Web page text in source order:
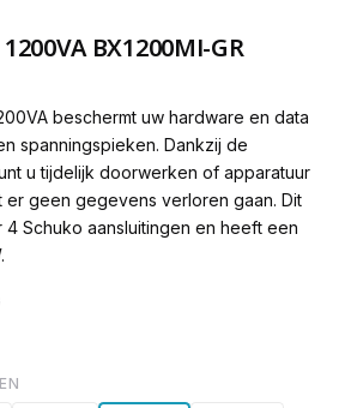
BX1200MI-GR
beschermt uw hardware en data
spanningspieken. Dankzij de
u tijdelijk doorwerken of apparatuur
er geen gegevens verloren gaan. Dit
Schuko aansluitingen en heeft een